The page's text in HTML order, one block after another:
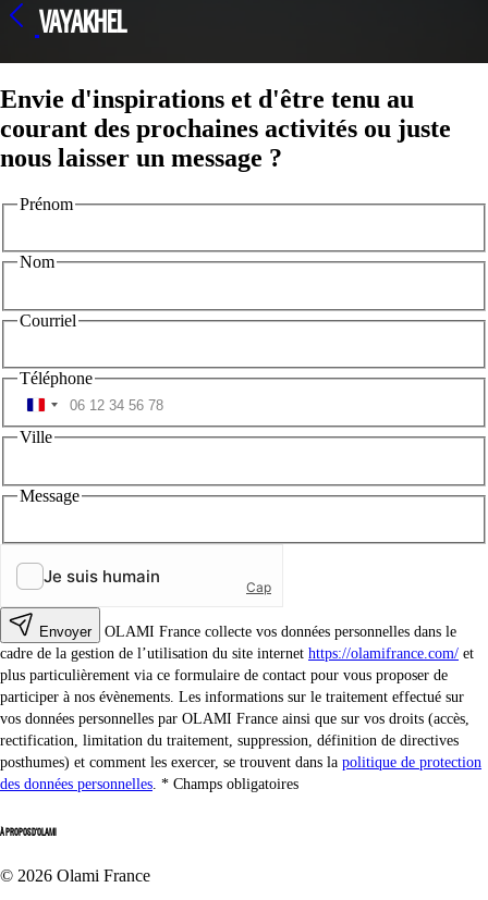
VAYAKHEL
Envie d'inspirations et d'être tenu au
courant des prochaines activités ou juste
nous laisser un message ?
Prénom
Nom
Courriel
Téléphone
Ville
Message
Envoyer
OLAMI France collecte vos données personnelles dans le
cadre de la gestion de l’utilisation du site internet https://olamifrance.com/ et
plus particulièrement via ce formulaire de contact pour vous proposer de
participer à nos évènements. Les informations sur le traitement effectué sur
vos données personnelles par OLAMI France ainsi que sur vos droits (accès,
rectification, limitation du traitement, suppression, définition de directives
posthumes) et comment les exercer, se trouvent dans la politique de protection
des données personnelles. Champs obligatoires
À PROPOS D'OLAMI
© 2026 Olami France